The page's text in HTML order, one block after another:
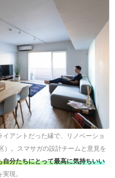
アントだった縁で、リノベーショ
）。スマサガの設計チームと意見を
自分たちにとって最高に気持ちいい
現。